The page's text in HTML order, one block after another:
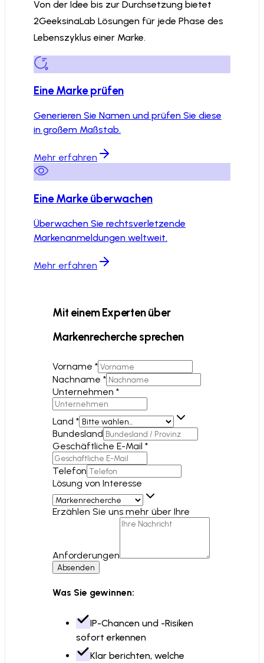
Von der Idee bis zur Durchsetzung bietet
2GeeksinaLab Lösungen für jede Phase des
Lebenszyklus einer Marke.
Eine Marke prüfen
Generieren Sie Namen und prüfen Sie diese
in großem Maßstab.
Mehr erfahren
Eine Marke überwachen
Überwachen Sie rechtsverletzende
Markenanmeldungen weltweit.
Mehr erfahren
Mit einem Experten über
Markenrecherche sprechen
Vorname *
Nachname *
Unternehmen *
Land *
Bundesland
Geschäftliche E-Mail *
Telefon
Lösung von Interesse
Erzählen Sie uns mehr über Ihre
Anforderungen
Absenden
Was Sie gewinnen:
IP-Chancen und -Risiken
sofort erkennen
Klar berichten, welche